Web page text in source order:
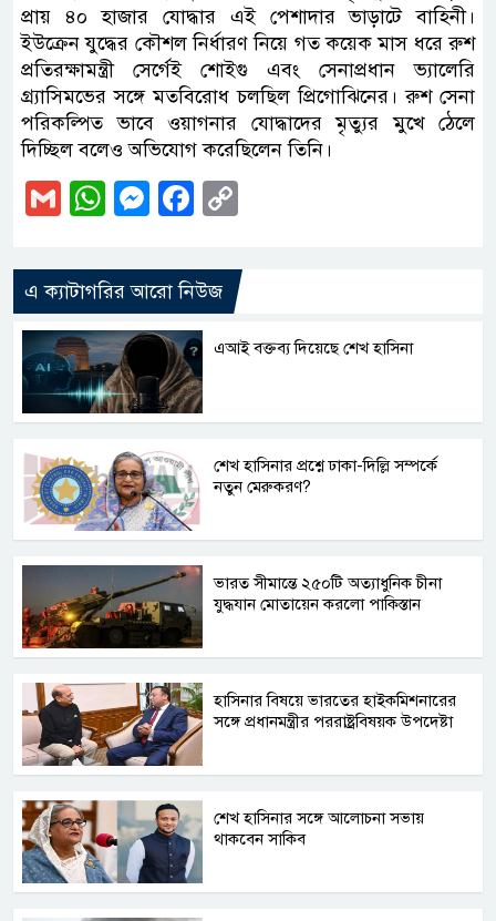
প্রায় ৪০ হাজার যোদ্ধার এই পেশাদার ভাড়াটে বাহিনী।
ইউক্রেন যুদ্ধের কৌশল নির্ধারণ নিয়ে গত কয়েক মাস ধরে রুশ
প্রতিরক্ষামন্ত্রী সের্গেই শোইগু এবং সেনাপ্রধান ভ্যালেরি
গ্র্যাসিমভের সঙ্গে মতবিরোধ চলছিল প্রিগোঝিনের। রুশ সেনা
পরিকল্পিত ভাবে‌ ওয়াগনার যোদ্ধাদের মৃত্যুর মুখে ঠেলে
দিচ্ছিল বলেও অভিযোগ করেছিলেন তিনি।
GmailWhatsApp
Messenger
Facebook
এ ক্যাটাগরির আরো নিউজ
এআই বক্তব্য দিয়েছে শেখ হাসিনা
শেখ হাসিনার প্রশ্নে ঢাকা-দিল্লি সম্পর্কে
নতুন মেরুকরণ?
ভারত সীমান্তে ২৫০টি অত্যাধুনিক চীনা
যুদ্ধযান মোতায়েন করলো পাকিস্তান
হাসিনার বিষয়ে ভারতের হাইকমিশনারের
সঙ্গে প্রধানমন্ত্রীর পররাষ্ট্রবিষয়ক উপদেষ্টা
শেখ হাসিনার সঙ্গে আলোচনা সভায়
থাকবেন সাকিব